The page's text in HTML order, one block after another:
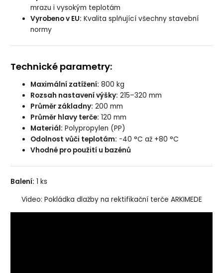
mrazu i vysokým teplotám
Vyrobeno v EU: Kvalita splňující všechny stavební
normy
Technické parametry:
Maximální zatížení: 800 kg
Rozsah nastavení výšky: 215–320 mm
Průměr základny: 200 mm
Průměr hlavy terče: 120 mm
Materiál: Polypropylen (PP)
Odolnost vůči teplotám: -40 °C až +80 °C
Vhodné pro použití u bazénů
Balení: 1 ks
Video: Pokládka dlažby na rektifikační terče ARKIMEDE